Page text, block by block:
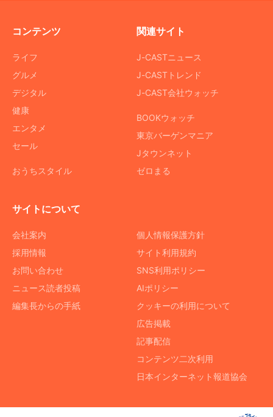
コンテンツ
ライフ
グルメ
デジタル
健康
エンタメ
セール
おうちスタイル
関連サイト
J-CASTニュース
J-CASTトレンド
J-CAST会社ウォッチ
BOOKウォッチ
東京バーゲンマニア
Jタウンネット
ゼロまる
サイトについて
会社案内
採用情報
お問い合わせ
ニュース読者投稿
編集長からの手紙
個人情報保護方針
サイト利用規約
SNS利用ポリシー
AIポリシー
クッキーの利用について
広告掲載
記事配信
コンテンツ二次利用
日本インターネット報道協会